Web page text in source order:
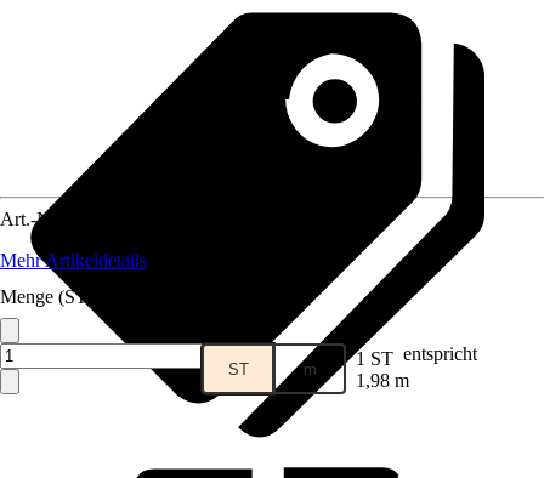
Art.-Nr.
Mehr Artikeldetails
Menge (ST)
ST m 1 ST entspricht
1,98 m